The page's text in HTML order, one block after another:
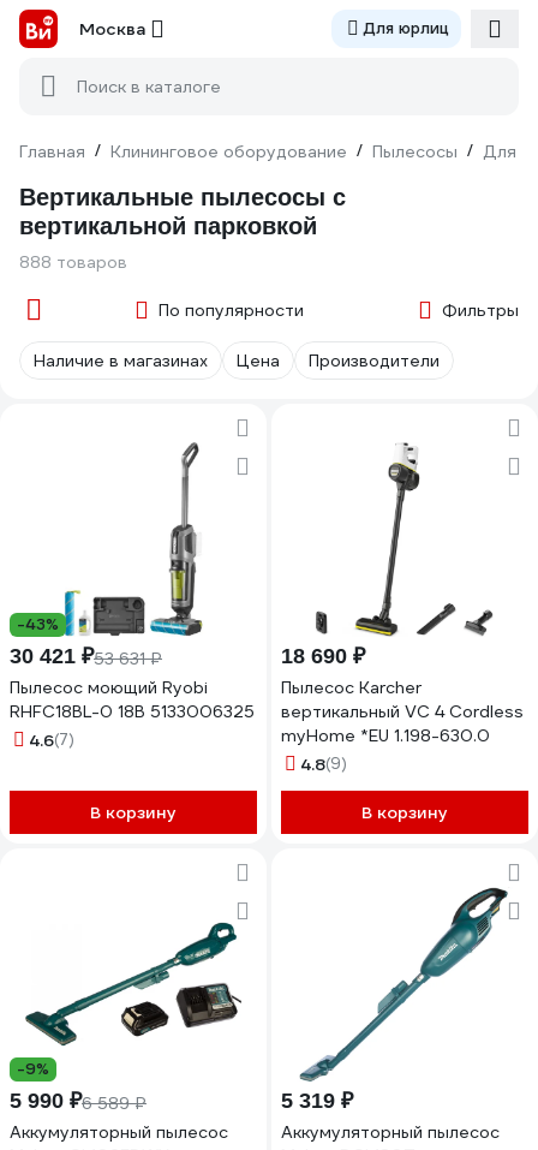
Москва Для юрлиц
Поиск в каталоге
Главная / Клининговое оборудование / Пылесосы / Для
Вертикальные пылесосы с
вертикальной парковкой
888 товаров
По популярности Фильтры
Наличие в магазинах Цена Производители
-43%
30 421 ₽53 631 ₽
Пылесос моющий Ryobi
RHFC18BL-0 18В 5133006325
4.6(7)
В корзину
18 690 ₽
Пылесос Karcher
вертикальный VC 4 Cordless
myHome *EU 1.198-630.0
4.8(9)
В корзину
-9%
5 990 ₽6 589 ₽
Аккумуляторный пылесос
5 319 ₽
Аккумуляторный пылесос